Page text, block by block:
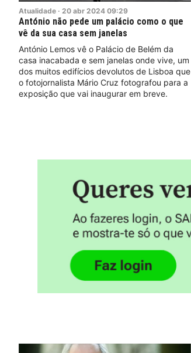
Atualidade · 20 abr 2024 09:29
António não pede um palácio como o que
vê da sua casa sem janelas
António Lemos vê o Palácio de Belém da
casa inacabada e sem janelas onde vive, um
dos muitos edifícios devolutos de Lisboa que
o fotojornalista Mário Cruz fotografou para a
exposição que vai inaugurar em breve.